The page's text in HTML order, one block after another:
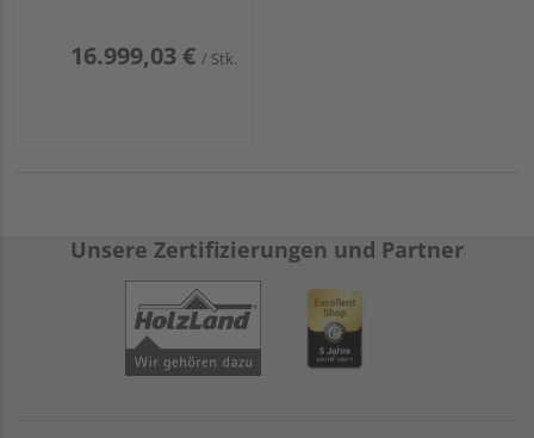
16.999,03 € / Stk.
Unsere Zertifizierungen und Partner